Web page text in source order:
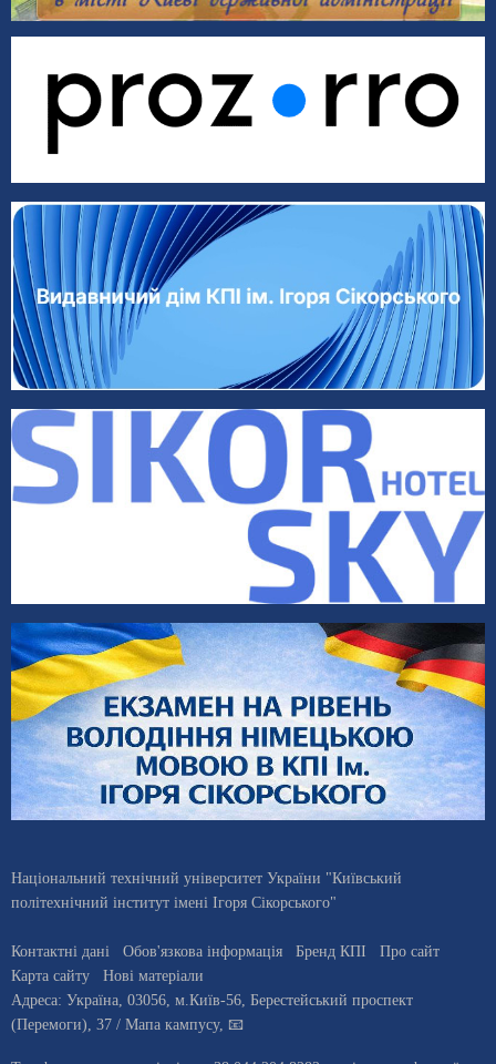
Національний технічний університет України "Київський
політехнічний інститут імені Ігоря Сікорського"
Контактні дані Обов'язкова інформація Бренд КПІ
Про сайт
Карта сайту
Нові матеріали
Адреса: Україна, 03056, м.Київ-56, Берестейський проспект
(Перемоги), 37 / Мапа кампусу, 📧